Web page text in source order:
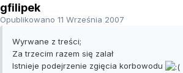
gfilipek
Opublikowano 11 Września 2007
Wyrwane z treści;
Za trzecim razem się zalał
Istnieje podejrzenie zgięcia korbowodu